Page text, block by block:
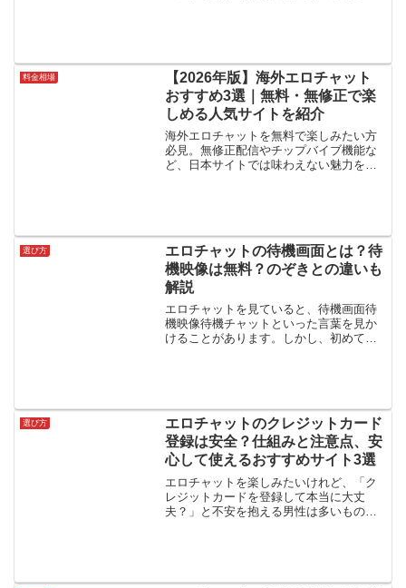
料金相場
【2026年版】海外エロチャット
おすすめ3選｜無料・無修正で楽
しめる人気サイトを紹介
海外エロチャットを無料で楽しみたい方
必見。無修正配信やチップバイブ機能な
ど、日本サイトでは味わえない魅力を解
選び方
エロチャットの待機画面とは？待
機映像は無料？のぞきとの違いも
解説
エロチャットを見ていると、待機画面待
機映像待機チャットといった言葉を見か
けることがあります。しかし、初めて利
選び方
エロチャットのクレジットカード
登録は安全？仕組みと注意点、安
心して使えるおすすめサイト3選
エロチャットを楽しみたいけれど、「ク
レジットカードを登録して本当に大丈
夫？」と不安を抱える男性は多いもので